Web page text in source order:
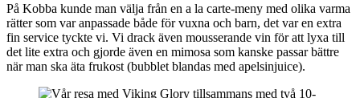
På Kobba kunde man välja från en a la carte-meny med olika varma
rätter som var anpassade både för vuxna och barn, det var en extra
fin service tyckte vi. Vi drack även mousserande vin för att lyxa till
det lite extra och gjorde även en mimosa som kanske passar bättre
när man ska äta frukost (bubblet blandas med apelsinjuice).